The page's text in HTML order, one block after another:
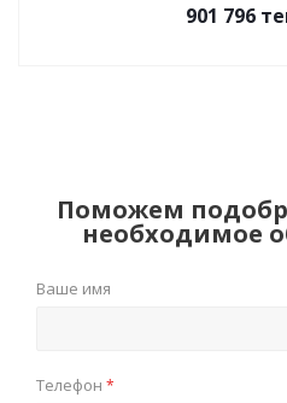
901 796
Поможем
необходимое
Ваше имя
Телефон *